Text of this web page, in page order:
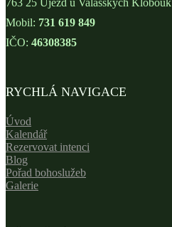
763 25 Újezd u Valašských Klobouk
Mobil: 731 619 849
IČO: 46308385
RYCHLÁ NAVIGACE
Úvod
Kalendář
Rezervovat intenci
Blog
Pořad bohoslužeb
Galerie